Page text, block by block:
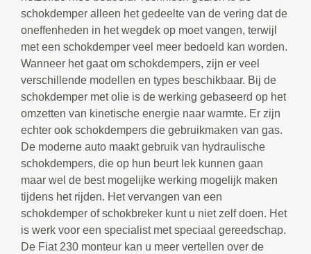
schokdemper alleen het gedeelte van de vering dat de
oneffenheden in het wegdek op moet vangen, terwijl
met een schokdemper veel meer bedoeld kan worden.
Wanneer het gaat om schokdempers, zijn er veel
verschillende modellen en types beschikbaar. Bij de
schokdemper met olie is de werking gebaseerd op het
omzetten van kinetische energie naar warmte. Er zijn
echter ook schokdempers die gebruikmaken van gas.
De moderne auto maakt gebruik van hydraulische
schokdempers, die op hun beurt lek kunnen gaan
maar wel de best mogelijke werking mogelijk maken
tijdens het rijden. Het vervangen van een
schokdemper of schokbreker kunt u niet zelf doen. Het
is werk voor een specialist met speciaal gereedschap.
De Fiat 230 monteur kan u meer vertellen over de